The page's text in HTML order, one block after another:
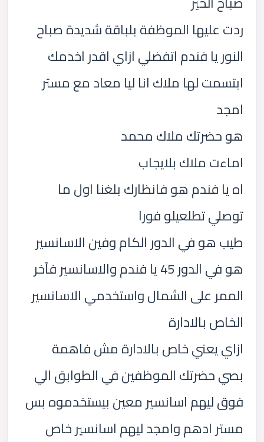
ردت عليها الموظفة بلباقة شديدة صباح
النور يا فندم اتفضلي ازاي اقدر اخدمك
ابتسمت لها ملاك انا ليا معاد مع مستر
امجد
هو حضرتك ملاك محمد
اماءت ملاك بلايجاب
اه يا فندم هو فانظارك بلغنا اول ما
توصلي تطلعيلو فورا
طيب هو في الدور الكام وفين الاسانسير
هو في الدور 45 يا فندم والاسانسير فآخر
الممر على الشمال واستخدمي الاسانسير
الخاص بالادارة
ازاي يعني خاص بالادارة مش فاهمة
بصي حضرتك الموظفين في الطوابق الي
فوق ليهم اسانسير معين بيستخدموه بس
مستر ادهم وامجد ليهم اسانسير خاص